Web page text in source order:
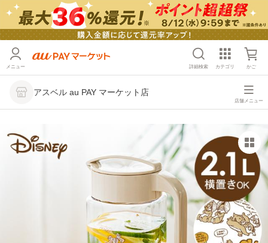
メニュー 詳細検索 カテゴリ かご
アスベル au PAY マーケット店
店舗メニュー